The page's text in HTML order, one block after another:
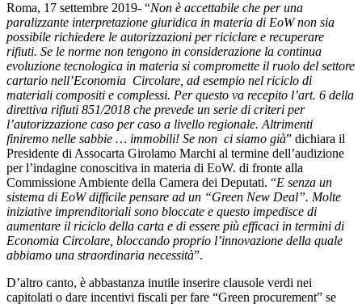
Roma, 17 settembre 2019- “Non è accettabile che per una
paralizzante interpretazione giuridica in materia di EoW non sia
possibile richiedere le autorizzazioni per riciclare e recuperare
rifiuti. Se le norme non tengono in considerazione la continua
evoluzione tecnologica in materia si compromette il ruolo del settore
cartario nell’Economia Circolare, ad esempio nel riciclo di
materiali compositi e complessi. Per questo va recepito l’art. 6 della
direttiva rifiuti 851/2018 che prevede un serie di criteri per
l’autorizzazione caso per caso a livello regionale. Altrimenti
finiremo nelle sabbie … immobili! Se non ci siamo già” dichiara il
Presidente di Assocarta Girolamo Marchi al termine dell’audizione
per l’indagine conoscitiva in materia di EoW. di fronte alla
Commissione Ambiente della Camera dei Deputati. “E senza un
sistema di EoW difficile pensare ad un “Green New Deal”. Molte
iniziative imprenditoriali sono bloccate e questo impedisce di
aumentare il riciclo della carta e di essere più efficaci in termini di
Economia Circolare, bloccando proprio l’innovazione della quale
abbiamo una straordinaria necessità”.
D’altro canto, è abbastanza inutile inserire clausole verdi nei
capitolati o dare incentivi fiscali per fare “Green procurement” se